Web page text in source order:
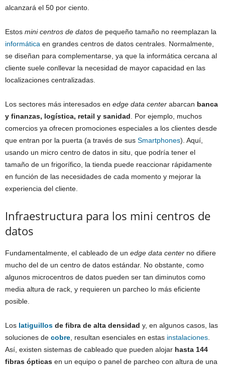
alcanzará el 50 por ciento.
Estos mini centros de datos de pequeño tamaño no reemplazan la
informática en grandes centros de datos centrales. Normalmente,
se diseñan para complementarse, ya que la informática cercana al
cliente suele conllevar la necesidad de mayor capacidad en las
localizaciones centralizadas.
Los sectores más interesados en edge data center abarcan banca
y finanzas, logística, retail y sanidad . Por ejemplo, muchos
comercios ya ofrecen promociones especiales a los clientes desde
que entran por la puerta (a través de sus Smartphones). Aquí,
usando un micro centro de datos in situ, que podría tener el
tamaño de un frigorífico, la tienda puede reaccionar rápidamente
en función de las necesidades de cada momento y mejorar la
experiencia del cliente.
Infraestructura para los mini centros de
datos
Fundamentalmente, el cableado de un edge data center no difiere
mucho del de un centro de datos estándar. No obstante, como
algunos microcentros de datos pueden ser tan diminutos como
media altura de rack, y requieren un parcheo lo más eficiente
posible.
Los latiguillos de fibra de alta densidad y, en algunos casos, las
soluciones de cobre , resultan esenciales en estas instalaciones
Así, existen sistemas de cableado que pueden alojar hasta 144
fibras ópticas en un equipo o panel de parcheo con altura de una